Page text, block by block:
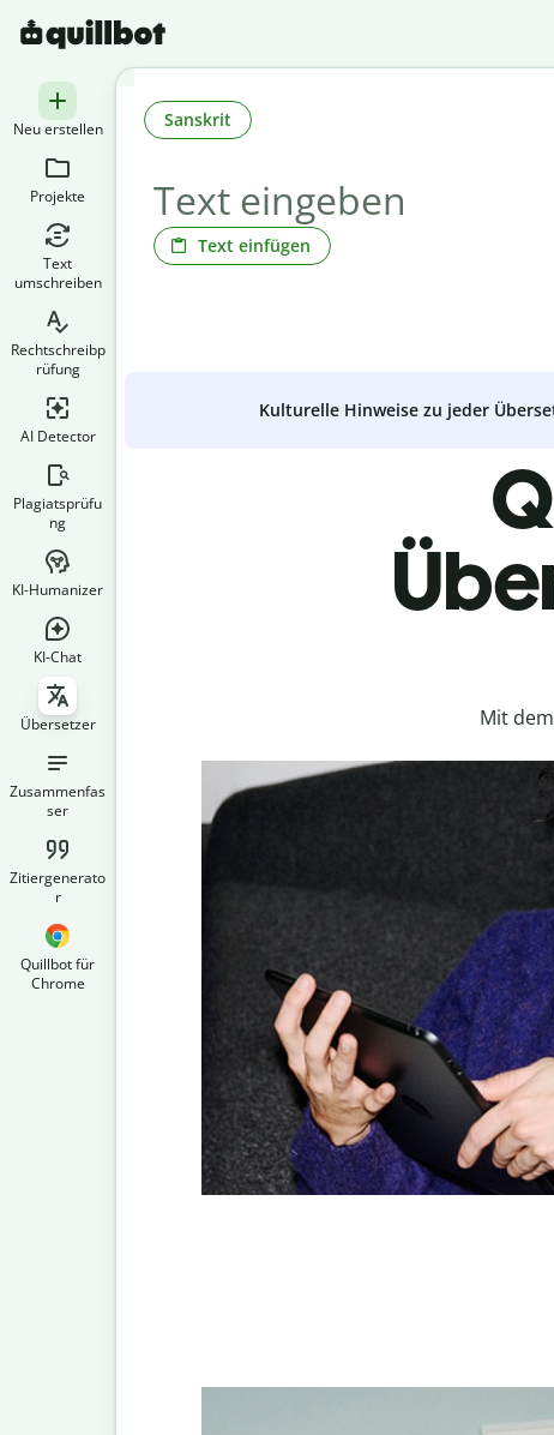
Neu erstellen
Projekte
Text
umschreiben
Rechtschreibp
rüfung
AI Detector
Plagiatsprüfu
ng
KI-Humanizer
KI-Chat
Übersetzer
Zusammenfas
ser
Zitiergenerato
r
Quillbot für
Chrome
Text einfügen
Sanskrit
Kulturelle Hinweise zu jeder
Mit